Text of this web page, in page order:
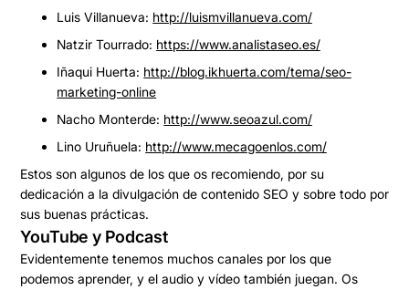
Luis Villanueva: http://luismvillanueva.com/
Natzir Tourrado: https://www.analistaseo.es/
Iñaqui Huerta: http://blog.ikhuerta.com/tema/seo-
marketing-online
Nacho Monterde: http://www.seoazul.com/
Lino Uruñuela: http://www.mecagoenlos.com/
Estos son algunos de los que os recomiendo, por su
dedicación a la divulgación de contenido SEO y sobre todo por
sus buenas prácticas.
YouTube y Podcast
Evidentemente tenemos muchos canales por los que
podemos aprender, y el audio y vídeo también juegan. Os